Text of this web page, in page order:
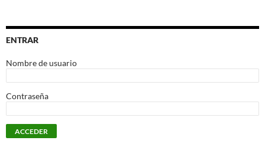
ENTRAR
Nombre de usuario
Contraseña